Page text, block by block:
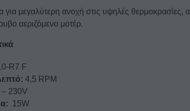
για μεγαλύτερη ανοχή στις υψηλές θερμοκρασίες,
αεριζόμενο μοτέρ.
R7 F
4,5 RPM
– 230V
15W